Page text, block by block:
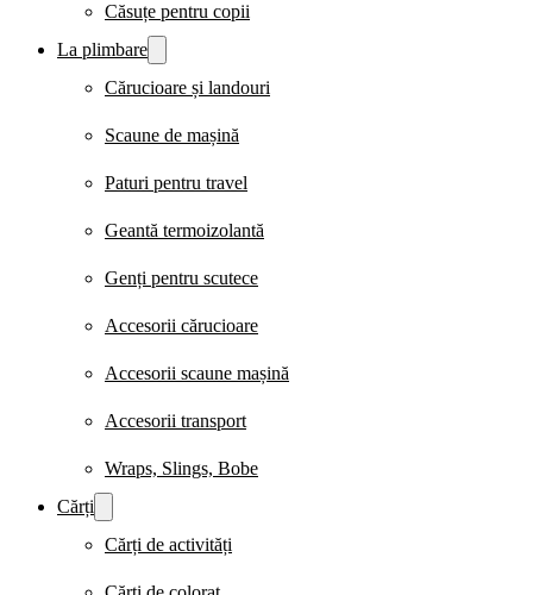
Căsuțe pentru copii
La plimbare
Cărucioare și landouri
Scaune de mașină
Paturi pentru travel
Geantă termoizolantă
Genți pentru scutece
Accesorii cărucioare
Accesorii scaune mașină
Accesorii transport
Wraps, Slings, Bobe
Cărți
Cărți de activități